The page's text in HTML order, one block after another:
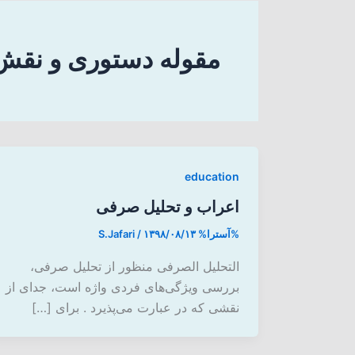
مقوله دستوری و
education
اعراب و تحلیل صرفی
%آسترا% S.Jafari / ۱۳۹۸/۰۸/۱۳
التحلیل الصرفی منظور از تحلیل صرفی،
بررسی ویژگی‌های فردی واژه است، جدای از
نقشی که در عبارت می‌پذیرد . برای […]